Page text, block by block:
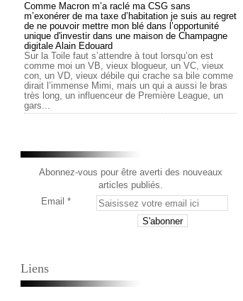
Comme Macron m’a raclé ma CSG sans
m’exonérer de ma taxe d’habitation je suis au regret
de ne pouvoir mettre mon blé dans l’opportunité
unique d'investir dans une maison de Champagne
digitale Alain Edouard
Sur la Toile faut s’attendre à tout lorsqu’on est
comme moi un VB, vieux blogueur, un VC, vieux
con, un VD, vieux débile qui crache sa bile comme
dirait l’immense Mimi, mais un qui a aussi le bras
très long, un influenceur de Première League, un
gars...
Abonnez-vous pour être averti des nouveaux
articles publiés.
Email
Liens